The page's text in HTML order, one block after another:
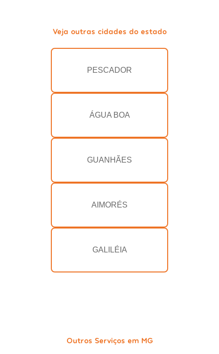
Veja outras cidades do estado
PESCADOR
ÁGUA BOA
GUANHÃES
AIMORÉS
GALILÉIA
Outros Serviços em MG